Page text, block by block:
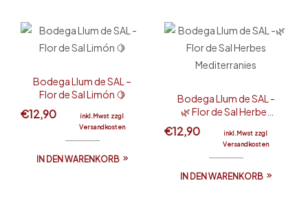
Bodega Llum de SAL –
Flor de Sal Limón 🍋
€12,90
inkl.Mwst zzgl
Versandkosten
IN DEN WARENKORB
Bodega Llum de SAL -
🌿 Flor de Sal Herbes
Mediterranies
€12,90
inkl.Mwst zzgl
Versandkosten
IN DEN WARENKORB